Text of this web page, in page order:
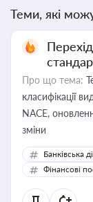
Теми, які
Про що тема:
класифікації
NACE,
зміни
Банківська
Фінансові